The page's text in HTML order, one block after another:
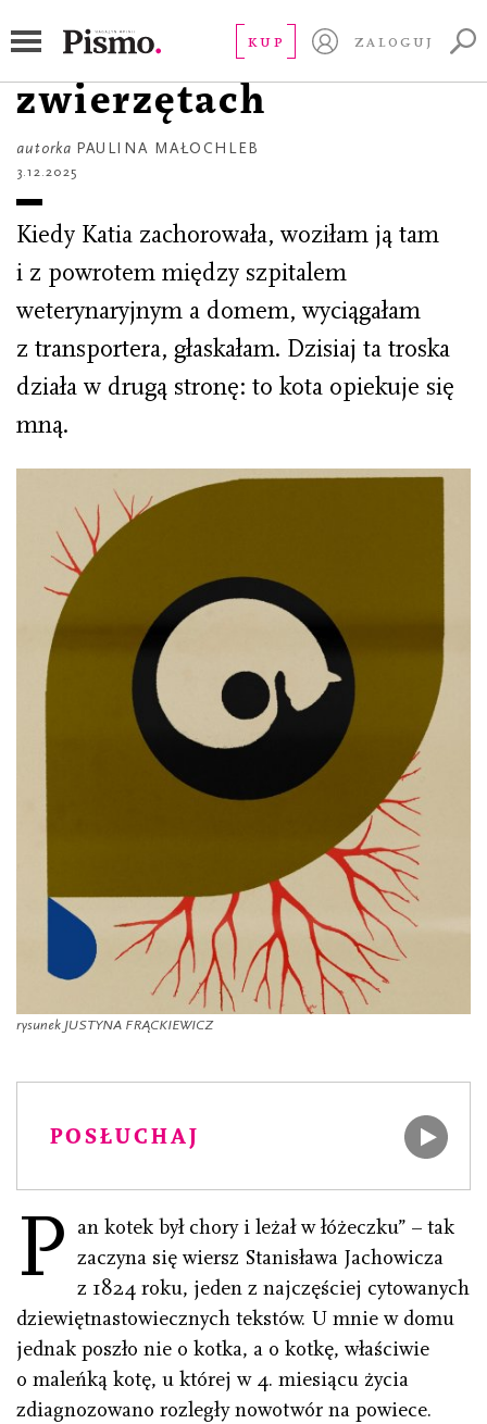
KUP ZALOGUJ
Żałoba po
zwierzętach
autorka PAULINA MAŁOCHLEB
3.12.2025
Kiedy Katia zachorowała, woziłam ją tam
i z powrotem między szpitalem
weterynaryjnym a domem, wyciągałam
z transportera, głaskałam. Dzisiaj ta troska
działa w drugą stronę: to kota opiekuje się
mną.
rysunek JUSTYNA FRĄCKIEWICZ
POSŁUCHAJ
P an kotek był chory i leżał w łóżeczku” – tak
zaczyna się wiersz Stanisława Jachowicza
z 1824 roku, jeden z najczęściej cytowanych
dziewiętnastowiecznych tekstów. U mnie w domu
jednak poszło nie o kotka, a o kotkę, właściwie
o maleńką kotę, u której w 4. miesiącu życia
zdiagnozowano rozległy nowotwór na powiece.